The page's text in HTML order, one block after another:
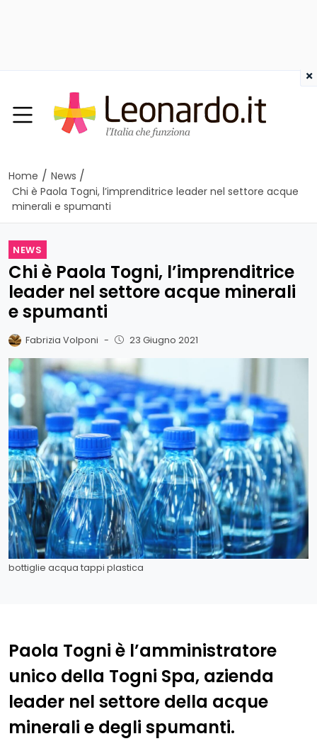
Home / News /
Chi è Paola Togni, l’imprenditrice leader nel settore acque
minerali e spumanti
NEWS
Chi è Paola Togni, l’imprenditrice
leader nel settore acque minerali
e spumanti
Fabrizia Volponi - 23 Giugno 2021
bottiglie acqua tappi plastica
Paola Togni è l’amministratore
unico della Togni Spa, azienda
leader nel settore della acque
minerali e degli spumanti.
×